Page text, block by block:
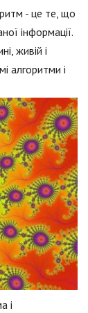
- це те, що
інформації.
живій і
алгоритми і
і